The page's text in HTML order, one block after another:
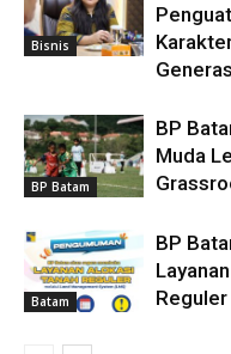
Bisnis
BP Batam
BP
Muda
Batam
BP